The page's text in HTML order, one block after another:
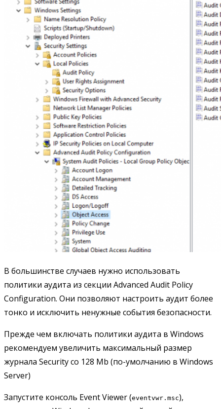
В большинстве случаев нужно использовать
политики аудита из секции Advanced Audit Policy
Configuration. Они позволяют настроить аудит более
тонко и исключить ненужные события безопасности.
Прежде чем включать политики аудита в Windows
рекомендуем увеличить максимальный размер
журнала Security со 128 Mb (по-умолчанию в Windows
Server)
Запустите консоль Event Viewer (eventvwr.msc),